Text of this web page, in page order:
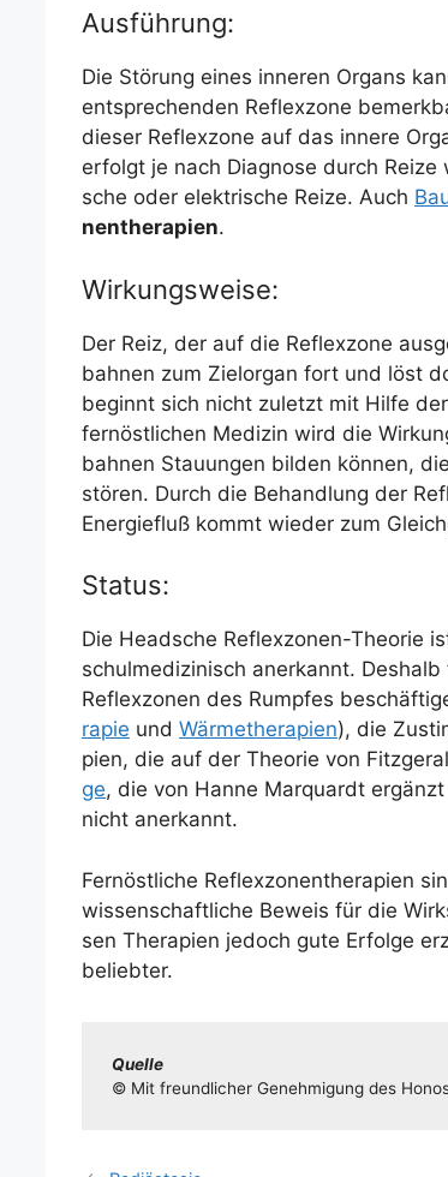
Ausführung:
Die Stö­rung eines inne­ren Organs
ent­spre­chen­den Reflex­zo­ne
die­ser Reflex­zo­ne auf das inne­re
erfolgt je nach Dia­gno­se durch Rei­ze
sche oder elek­tri­sche Rei­ze. Auch
nen­the­ra­pien.
Wirkungsweise:
Der Reiz, der auf die Reflex­zo­ne
bah­nen zum Ziel­or­gan fort und löst
beginnt sich nicht zuletzt mit Hil­fe
fern­öst­li­chen Medi­zin wird die
bah­nen Stau­un­gen bil­den kön­nen,
stö­ren. Durch die Behand­lung der
Ener­gie­fluß kommt wie­der zum
Status:
Die Head­sche Reflex­zo­nen-Theo­rie
schul­me­di­zi­nisch aner­kannt.
Reflex­zo­nen des Rump­fes
ra­pie und Wär­me­the­ra­pien), die
pien, die auf der Theo­rie von
ge, die von Han­ne Mar­quardt
nicht anerkannt.
Fern­öst­li­che Reflex­zo­nen­the­ra­pien
wis­sen­schaft­li­che Beweis für die
sen The­ra­pien jedoch gute Erfol­ge
beliebter.
Quel­le
© Mit freund­li­cher Geneh­mi­gung des